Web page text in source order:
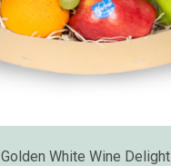
Golden White Wine Delight